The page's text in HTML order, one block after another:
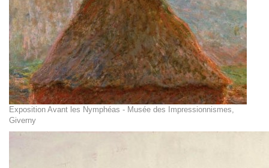
Exposition Avant les Nymphéas - Musée des Impressionnismes,
Giverny